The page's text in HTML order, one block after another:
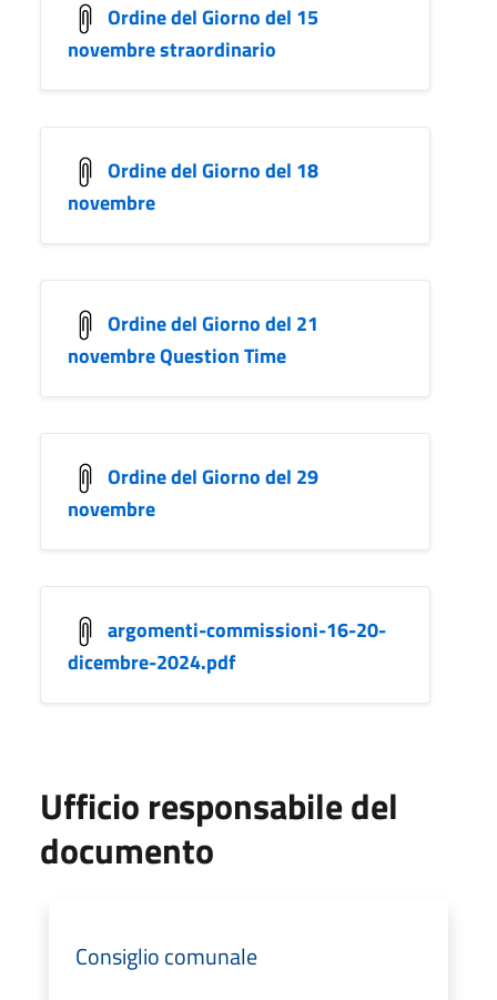
Ordine del Giorno del 15
novembre straordinario
Ordine del Giorno del 18
novembre
Ordine del Giorno del 21
novembre Question Time
Ordine del Giorno del 29
novembre
argomenti-commissioni-16-20-
dicembre-2024.pdf
Ufficio responsabile del
documento
Consiglio comunale